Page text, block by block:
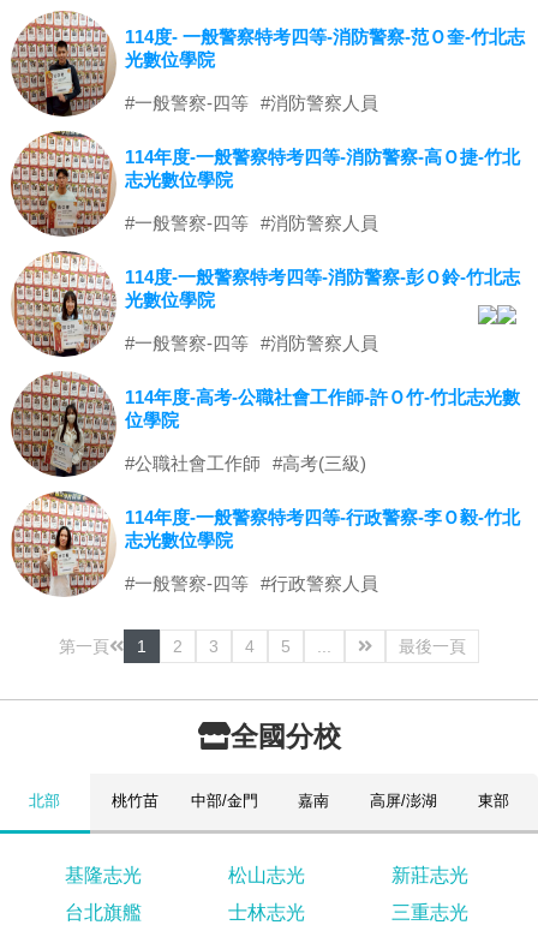
114度- 一般警察特考四等-消防警察-范Ｏ奎-竹北志
光數位學院
#一般警察-四等 #消防警察人員
114年度-一般警察特考四等-消防警察-高Ｏ捷-竹北
志光數位學院
#一般警察-四等 #消防警察人員
114度-一般警察特考四等-消防警察-彭Ｏ鈴-竹北志
光數位學院
#一般警察-四等 #消防警察人員
114年度-高考-公職社會工作師-許Ｏ竹-竹北志光數
位學院
#公職社會工作師 #高考(三級)
114年度-一般警察特考四等-行政警察-李Ｏ毅-竹北
志光數位學院
#一般警察-四等 #行政警察人員
第一頁 1 2 3 4 5 最後一頁
全國分校
北部 桃竹苗 中部/金門 嘉南 高屏/澎湖 東部
基隆志光 松山志光
新莊志光
台北旗艦
士林志光 三重志光